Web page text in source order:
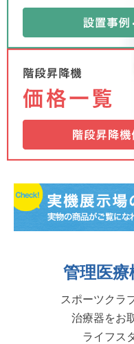
管理医療
スポーツクラ
治療器をお
ライフス